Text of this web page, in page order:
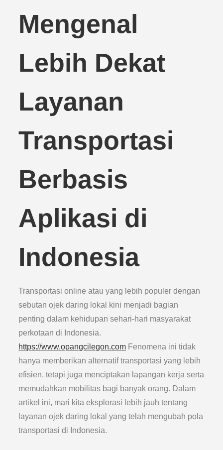
Mengenal
Lebih Dekat
Layanan
Transportasi
Berbasis
Aplikasi di
Indonesia
Transportasi online atau yang lebih populer dengan
sebutan ojek daring lokal kini menjadi bagian
penting dalam kehidupan sehari-hari masyarakat
perkotaan di Indonesia.
https://www.opangcilegon.com Fenomena ini tidak
hanya memberikan alternatif transportasi yang lebih
efisien, tetapi juga menciptakan lapangan kerja serta
memudahkan mobilitas bagi banyak orang. Dalam
artikel ini, mari kita eksplorasi lebih jauh tentang
layanan ojek daring lokal yang telah mengubah pola
transportasi di Indonesia.